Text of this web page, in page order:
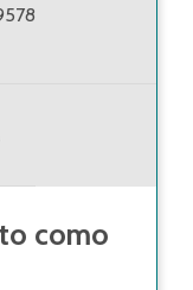
como